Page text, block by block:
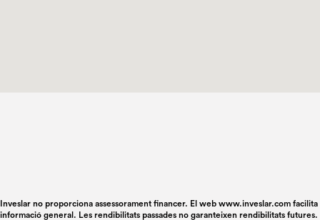
Inveslar no proporciona assessorament financer. El web www.inveslar.com facilita
informació general. Les rendibilitats passades no garanteixen rendibilitats futures.